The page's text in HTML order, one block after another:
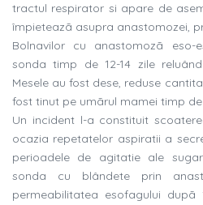
tractul respirator si apare de
împieteazã asupra anastomozei,
Bolnavilor cu anastomozã eso-
sonda timp de 12-14 zile
Mesele au fost dese, reduse
fost tinut pe umãrul mamei timp de
Un incident l-a constituit
ocazia repetatelor aspiratii a
perioadele de agitatie ale
sonda cu blândete prin
permeabilitatea esofagului dupã